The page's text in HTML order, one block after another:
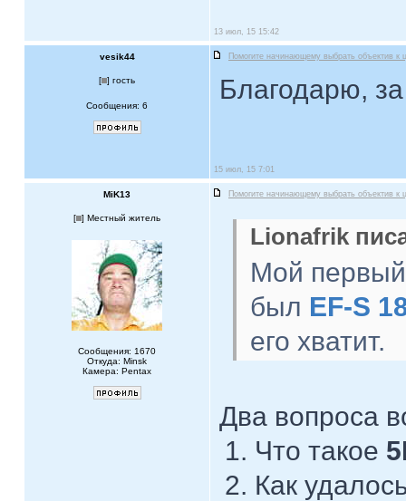
13 июл, 15 15:42
vesik44 Помогите начинающему выбрать объектив к
[ ] гость
Сообщения: 6
Благодарю, за
15 июл, 15 7:01
MiK13 Помогите начинающему выбрать объектив к
[ ] Местный житель
Сообщения: 1670
Откуда: Minsk
Камера: Pentax
Lionafrik
Мой первый
был EF-S
его хватит.
Два вопроса
Что такое
Как